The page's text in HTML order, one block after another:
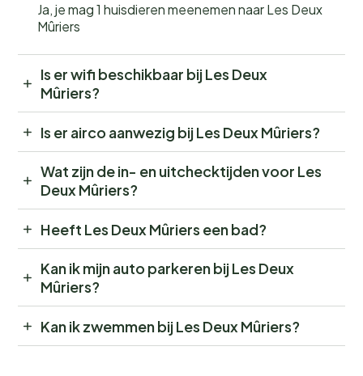
Ja, je mag 1 huisdieren meenemen naar Les Deux
Mûriers
Is er wifi beschikbaar bij Les Deux
Mûriers?
Is er airco aanwezig bij Les Deux Mûriers?
Wat zijn de in- en uitchecktijden voor Les
Deux Mûriers?
Heeft Les Deux Mûriers een bad?
Kan ik mijn auto parkeren bij Les Deux
Mûriers?
Kan ik zwemmen bij Les Deux Mûriers?